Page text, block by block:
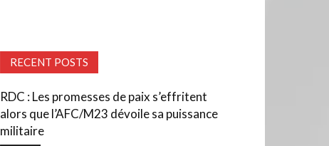
RECENT POSTS
RDC : Les promesses de paix s’effritent
alors que l’AFC/M23 dévoile sa puissance
militaire